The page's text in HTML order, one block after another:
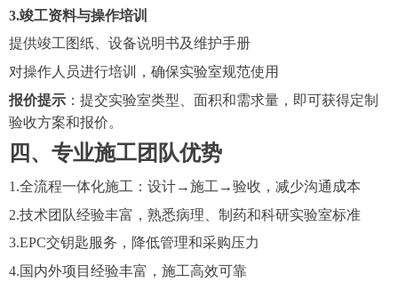
3.竣工资料与操作培训
提供竣工图纸、设备说明书及维护手册
对操作人员进行培训，确保实验室规范使用
报价提示 ：提交实验室类型、面积和需求量，即可获得定制
验收方案和报价。
四、专业施工团队优势
1.全流程一体化施工：设计→施工→验收，减少沟通成本
2.技术团队经验丰富，熟悉病理、制药和科研实验室标准
3.EPC交钥匙服务，降低管理和采购压力
4.国内外项目经验丰富，施工高效可靠